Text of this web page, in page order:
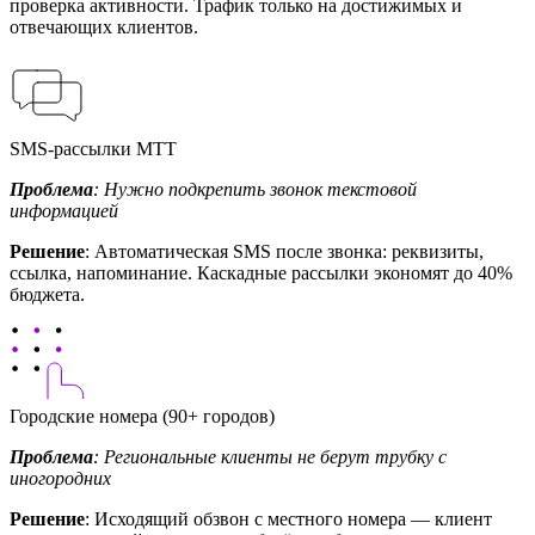
проверка активности. Трафик только на достижимых и
отвечающих клиентов.
SMS-рассылки МТТ
Проблема: Нужно подкрепить звонок текстовой
информацией
Решение: Автоматическая SMS после звонка: реквизиты,
ссылка, напоминание. Каскадные рассылки экономят до 40%
бюджета.
Городские номера (90+ городов)
Проблема: Региональные клиенты не берут трубку с
иногородних
Решение: Исходящий обзвон с местного номера — клиент